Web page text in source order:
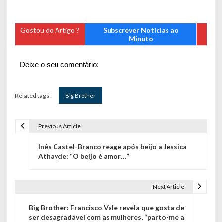
Gostou do Artigo ?
Subscrever Notícias ao
Minuto
Deixe o seu comentário:
Related tags : Big Brother
Previous Article
Inês Castel-Branco reage após beijo a Jessica
Athayde: “O beijo é amor…”
Next Article
Big Brother: Francisco Vale revela que gosta de
ser desagradável com as mulheres, “parto-me a